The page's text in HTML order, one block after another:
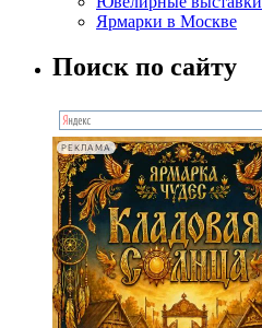
Ярмарки в Москве
Поиск по сайту
РЕКЛАМА